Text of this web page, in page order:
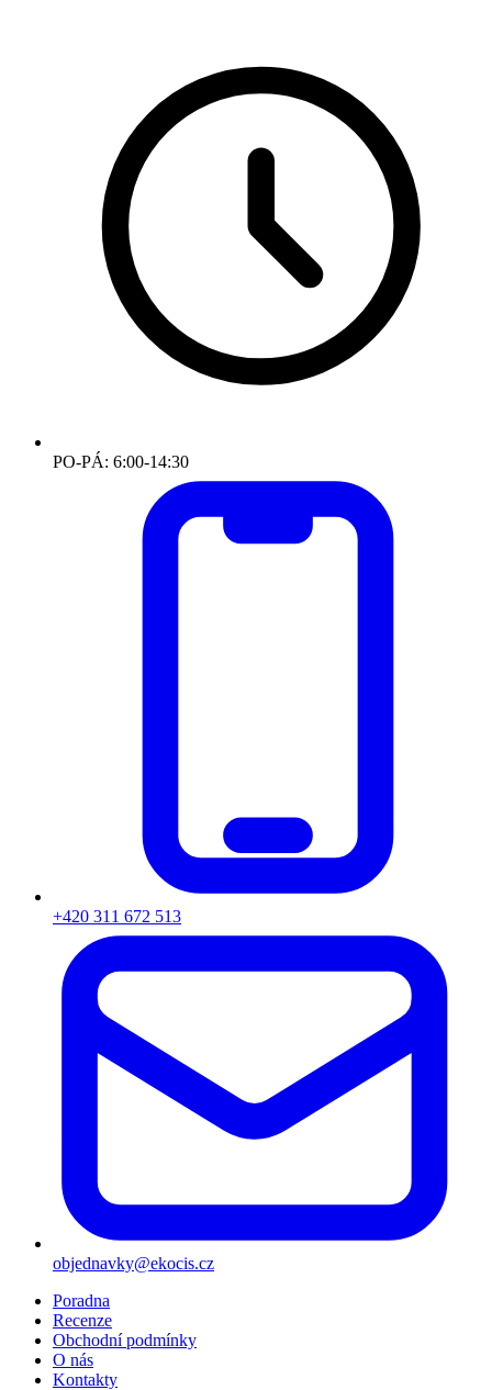
PO-PÁ: 6:00-14:30
+420 311 672 513
objednavky@ekocis.cz
Poradna
Recenze
Obchodní podmínky
O nás
Kontakty